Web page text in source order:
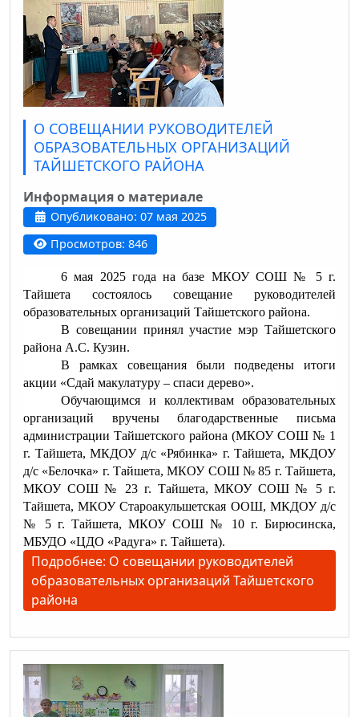
О СОВЕЩАНИИ РУКОВОДИТЕЛЕЙ
ОБРАЗОВАТЕЛЬНЫХ ОРГАНИЗАЦИЙ
ТАЙШЕТСКОГО РАЙОНА
Информация о материале
Опубликовано: 07 мая 2025
Просмотров: 846
6 мая 2025 года на базе МКОУ СОШ № 5 г.
Тайшета состоялось совещание руководителей
образовательных организаций Тайшетского района.
В совещании принял участие мэр Тайшетского
района А.С. Кузин.
В рамках совещания были подведены итоги
акции «Сдай макулатуру – спаси дерево».
Обучающимся и коллективам образовательных
организаций вручены благодарственные письма
администрации Тайшетского района (МКОУ СОШ № 1
г. Тайшета, МКДОУ д/с «Рябинка» г. Тайшета, МКДОУ
д/с «Белочка» г. Тайшета, МКОУ СОШ № 85 г. Тайшета,
МКОУ СОШ № 23 г. Тайшета, МКОУ СОШ № 5 г.
Тайшета, МКОУ Староакульшетская ООШ, МКДОУ д/с
№ 5 г. Тайшета, МКОУ СОШ № 10 г. Бирюсинска,
МБУДО «ЦДО «Радуга» г. Тайшета).
Подробнее: О совещании руководителей
образовательных организаций Тайшетского
района